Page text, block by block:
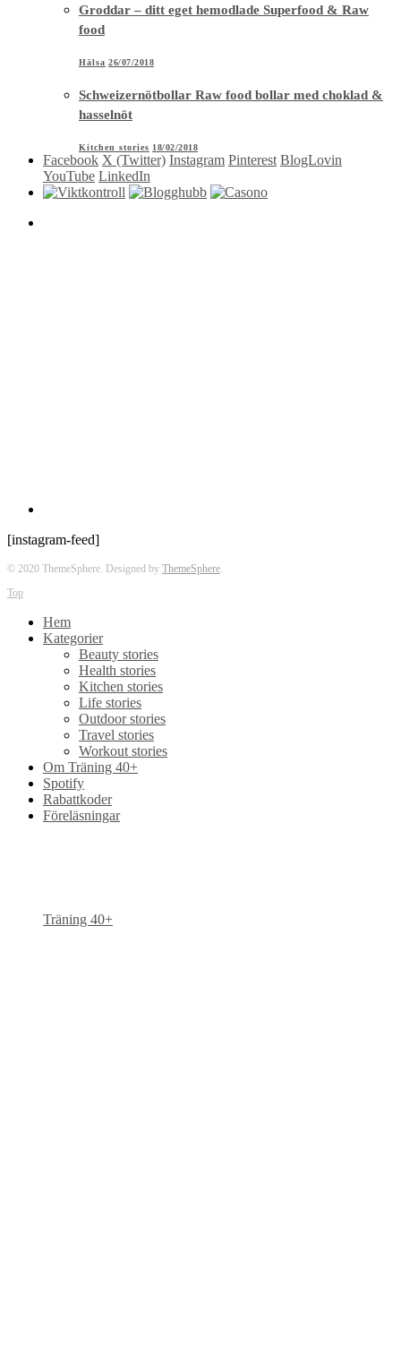
Groddar – ditt eget hemodlade Superfood & Raw
food
Hälsa 26/07/2018
Schweizernötbollar Raw food bollar med choklad &
hasselnöt
Kitchen stories 18/02/2018
Facebook X (Twitter) Instagram Pinterest BlogLovin
YouTube LinkedIn
[instagram-feed]
© 2020 ThemeSphere. Designed by ThemeSphere
Top
Hem
Kategorier
Beauty stories
Health stories
Kitchen stories
Life stories
Outdoor stories
Travel stories
Workout stories
Om Träning 40+
Spotify
Rabattkoder
Föreläsningar
Träning 40+